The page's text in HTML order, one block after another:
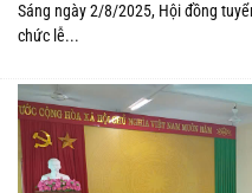
Sáng ngày 2/8/2025, Hội đồng
chức lễ...